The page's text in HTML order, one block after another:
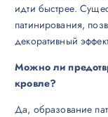
идти быстрее.
патинирования,
декоративный
Можно ли
кровле?
Да, образование